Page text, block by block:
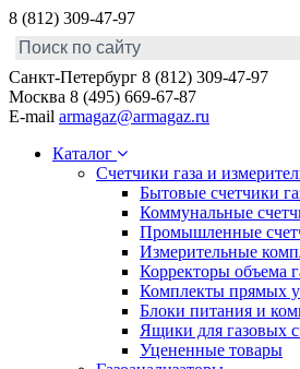
8 (812) 309-47-97
Санкт-Петербург 8 (812) 309-47-97
Москва 8 (495) 669-67-87
E-mail armagaz@armagaz.ru
Каталог
Счетчики газа и
Бытовые счетчики
Коммунальные
Промышленные
Измерительные
Корректоры объема
Комплекты прямых
Блоки питания и
Ящики для газовых
Уцененные товары